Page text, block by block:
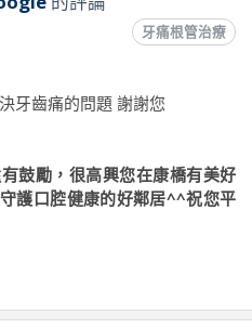
牙痛根管治療
牙齒痛的問題 謝謝您
鼓勵，很高興您在康橋有美好
護口腔健康的好鄰居^^祝您平